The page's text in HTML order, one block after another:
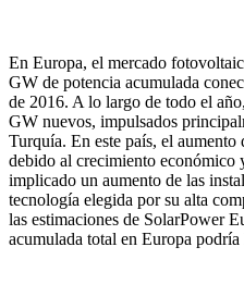
En Europa, el mercado
GW de potencia acumulada
de 2016. A lo largo de todo el
GW nuevos, impulsados
Turquía. En este país, el aumento
debido al crecimiento económico
implicado un aumento de las
tecnología elegida por su alta
las estimaciones de SolarPower
acumulada total en Europa